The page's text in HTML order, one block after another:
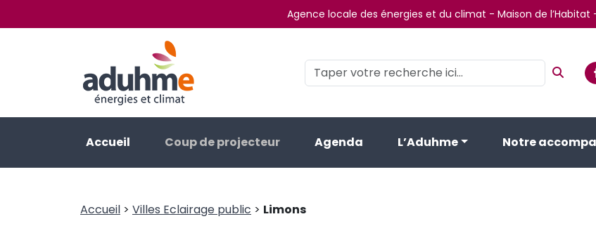
Agence locale des énergies et du climat - Maison de l’Habitat
Accueil Coup de projecteur Agenda L’Aduhme Notre
Accueil > Villes Eclairage public > Limons